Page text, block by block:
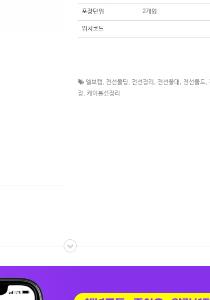
포장단위 2개입
위치코드
엘보캡 , 전선몰딩, 전선정리 , 전선쫄대 , 전선몰드,
정, 케이블선정리